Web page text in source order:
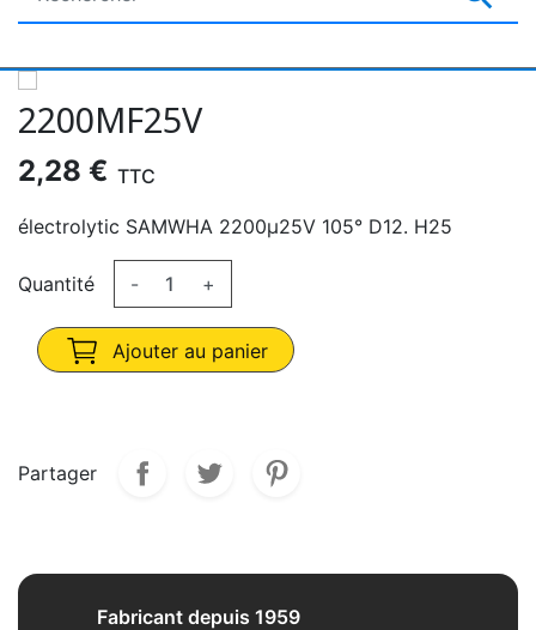
2200ΜF25V
2,28 € TTC
électrolytic SAMWHA 2200µ25V 105° D12. H25
Quantité - +
Ajouter au panier
Partager
Fabricant depuis 1959